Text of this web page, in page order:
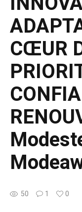
CŒUR
50 1 0